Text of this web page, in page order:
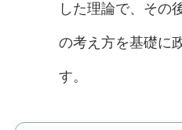
した理論で、その
の考え方を基礎に
す。